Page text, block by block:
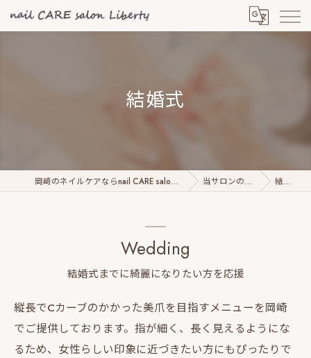
結婚式
岡崎のネイルケアならnail CARE salon Liberty 当サロンの特徴 結婚式
結婚式までに綺麗になりたい方を応援
Wedding
縦長でCカーブのかかった美爪を目指すメニューを岡崎
でご提供しております。指が細く、長く見えるようにな
るため、女性らしい印象に近づきたい方にもぴったりで